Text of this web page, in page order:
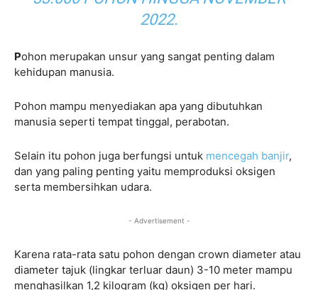
2022.
Pohon merupakan unsur yang sangat penting dalam
kehidupan manusia.
Pohon mampu menyediakan apa yang dibutuhkan
manusia seperti tempat tinggal, perabotan.
Selain itu pohon juga berfungsi untuk mencegah banjir,
dan yang paling penting yaitu memproduksi oksigen
serta membersihkan udara.
- Advertisement -
Karena rata-rata satu pohon dengan crown diameter atau
diameter tajuk (lingkar terluar daun) 3-10 meter mampu
menghasilkan 1,2 kilogram (kg) oksigen per hari.